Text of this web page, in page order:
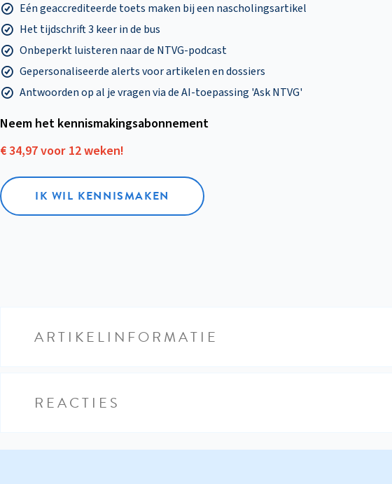
Eén geaccrediteerde toets maken bij een nascholingsartikel
Het tijdschrift 3 keer in de bus
Onbeperkt luisteren naar de NTVG-podcast
Gepersonaliseerde alerts voor artikelen en dossiers
Antwoorden op al je vragen via de AI-toepassing 'Ask NTVG'
Neem het kennismakings­abonnement
€ 34,97 voor 12 weken!
IK WIL KENNISMAKEN
ARTIKELINFORMATIE
REACTIES